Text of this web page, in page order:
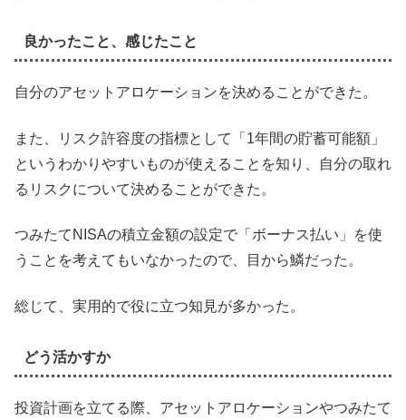
良かったこと、感じたこと
自分のアセットアロケーションを決めることができた。
また、リスク許容度の指標として「1年間の貯蓄可能額」
というわかりやすいものが使えることを知り、自分の取れ
るリスクについて決めることができた。
つみたてNISAの積立金額の設定で「ボーナス払い」を使
うことを考えてもいなかったので、目から鱗だった。
総じて、実用的で役に立つ知見が多かった。
どう活かすか
投資計画を立てる際、アセットアロケーションやつみたて